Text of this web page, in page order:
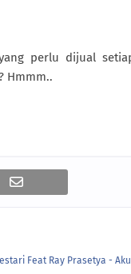
perlu dijual
Hmmm..
Feat Ray Prasetya -